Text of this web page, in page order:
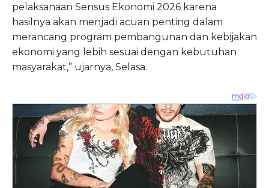
pelaksanaan Sensus Ekonomi 2026 karena
hasilnya akan menjadi acuan penting dalam
merancang program pembangunan dan kebijakan
ekonomi yang lebih sesuai dengan kebutuhan
masyarakat,” ujarnya, Selasa.